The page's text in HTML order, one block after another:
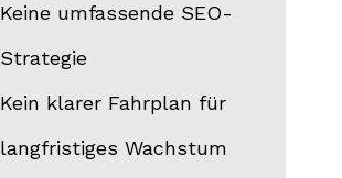
Keine umfassende SEO-
Strategie
Kein klarer Fahrplan für
langfristiges Wachstum